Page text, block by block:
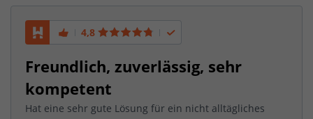
4,8
Freundlich, zuverlässig, sehr
kompetent
Hat eine sehr gute Lösung für ein nicht alltägliches